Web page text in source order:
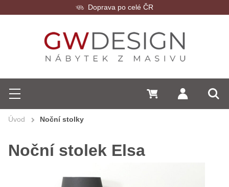
Hledat
Menu Přihlásit se
0 Kč
Úvod Noční stolky
Noční stolek Elsa